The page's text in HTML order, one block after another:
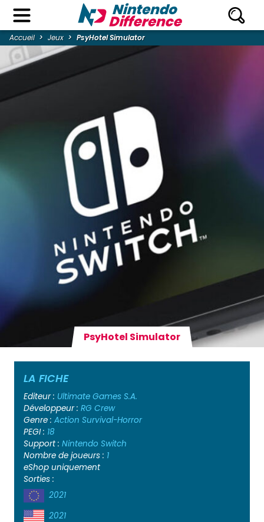
Accueil Jeux PsyHotel Simulator
PsyHotel Simulator
LA FICHE
Editeur : Ultimate Games S.A.
Développeur : RG Crew
Genre : Action Survival-Horror
PEGI : 18
Support : Nintendo Switch
Nombre de joueurs : 1
eShop uniquement
Sorties :
2021
2021